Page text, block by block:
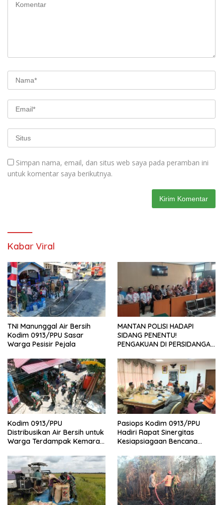
Simpan nama, email, dan situs web saya pada peramban ini
untuk komentar saya berikutnya.
Kabar Viral
TNI Manunggal Air Bersih
Kodim 0913/PPU Sasar
Warga Pesisir Pejala
MANTAN POLISI HADAPI
SIDANG PENENTU!
PENGAKUAN DI PERSIDANGAN
JADI PERHATIAN NASIONAL
Kodim 0913/PPU
Distribusikan Air Bersih untuk
Warga Terdampak Kemarau
Pasiops Kodim 0913/PPU
Hadiri Rapat Sinergitas
Kesiapsiagaan Bencana